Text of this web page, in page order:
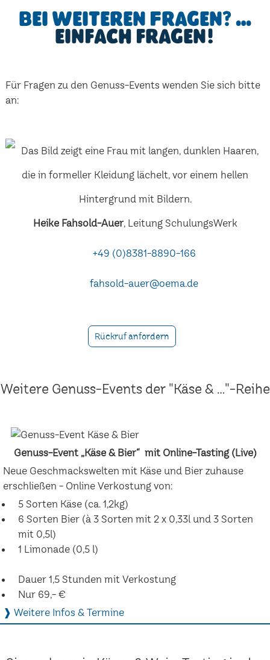
Bei weiteren Fragen? …
einfach fragen!
Für Fragen zu den Genuss-Events wenden Sie sich bitte
an:
Heike Fahsold-Auer, Leitung SchulungsWerk
+49 (0)8381-8890-166
fahsold-auer@oema.de
Rückruf anfordern
Weitere Genuss-Events der "Käse & ..."-Reihe
Genuss-Event „Käse & Bier“ mit Online-Tasting (Live)
Neue Geschmackswelten mit Käse und Bier zuhause
erschließen - Online Verkostung von:
5 Sorten Käse (ca. 1,2kg)
6 Sorten Bier (à 3 Sorten mit 2 x 0,33l und 3 Sorten
mit 0,5l)
1 Limonade (0,5 l)
Dauer 1,5 Stunden mit Verkostung
Nur 69,- €
❱ Weitere Infos & Termine